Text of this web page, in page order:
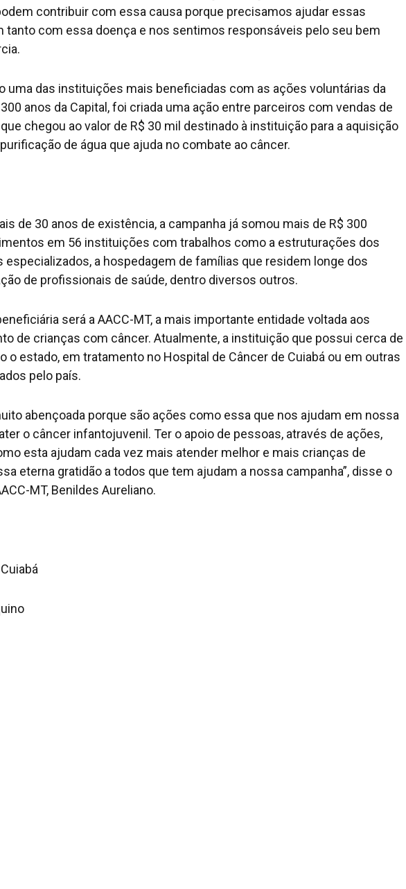
contribuir com essa causa porque precisamos ajudar essas
tanto com essa doença e nos sentimos responsáveis pelo seu bem
uma das instituições mais beneficiadas com as ações voluntárias da
anos da Capital, foi criada uma ação entre parceiros com vendas de
chegou ao valor de R$ 30 mil destinado à instituição para a aquisição
de água que ajuda no combate ao câncer.
de 30 anos de existência, a campanha já somou mais de R$ 300
em 56 instituições com trabalhos como a estruturações dos
a hospedagem de famílias que residem longe dos
de profissionais de saúde, dentro diversos outros.
será a AACC-MT, a mais importante entidade voltada aos
de crianças com câncer. Atualmente, a instituição que possui cerca de
o estado, em tratamento no Hospital de Câncer de Cuiabá ou em outras
pelo país.
abençoada porque são ações como essa que nos ajudam em nossa
o câncer infantojuvenil. Ter o apoio de pessoas, através de ações,
esta ajudam cada vez mais atender melhor e mais crianças de
eterna gratidão a todos que tem ajudam a nossa campanha”, disse o
MT, Benildes Aureliano.